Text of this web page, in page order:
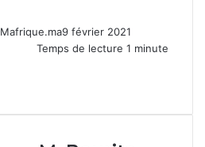
Mafrique.ma9 février 2021
Temps de lecture 1 minute